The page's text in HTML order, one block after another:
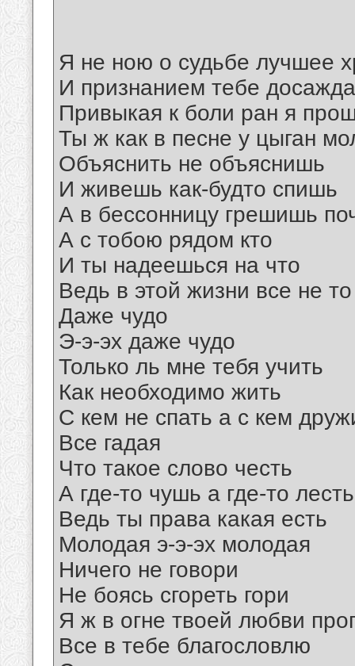
Я не ною о судьбе лучшее
И признанием тебе
Привыкая к боли ран я
Ты ж как в песне у цыган
Объяснить не объяснишь
И живешь как-будто спишь
А в бессонницу грешишь
А с тобою рядом кто
И ты надеешься на что
Ведь в этой жизни все не то
Даже чудо
Э-э-эх даже чудо
Только ль мне тебя учить
Как необходимо жить
С кем не спать а с кем
Все гадая
Что такое слово честь
А где-то чушь а где-то лесть
Ведь ты права какая есть
Молодая э-э-эх молодая
Ничего не говори
Не боясь сгореть гори
Я ж в огне твоей любви
Все в тебе благословлю